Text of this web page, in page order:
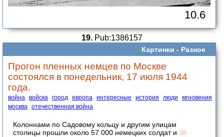
10.6
19. Pub:1386157
Картинки - Разное
Прогон пленных немцев по Москве
состоялся в понедельник, 17 июля 1944
года.
война войска город европа интересные история люди
мгновения
москва
отечественная война
Колоннами по Садовому кольцу и другим улицам
столицы прошли около 57 000 немецких солдат и